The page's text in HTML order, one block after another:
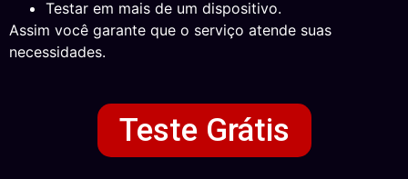
Testar em mais de um dispositivo.
Assim você garante que o serviço atende suas
necessidades.
Teste Grátis